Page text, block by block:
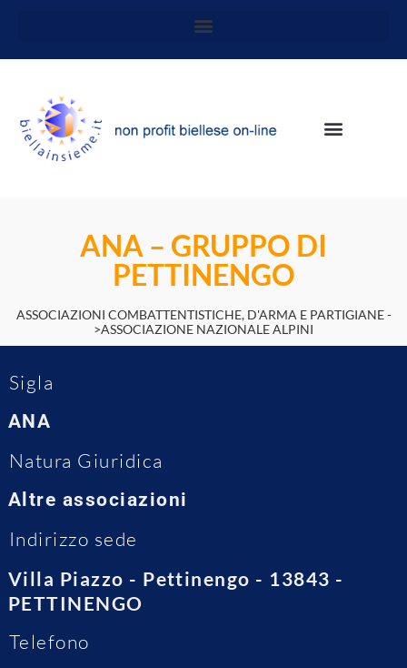
ANA – GRUPPO DI
PETTINENGO
ASSOCIAZIONI COMBATTENTISTICHE, D'ARMA E PARTIGIANE -
>ASSOCIAZIONE NAZIONALE ALPINI
Sigla
ANA
Natura Giuridica
Altre associazioni
Indirizzo sede
Villa Piazzo - Pettinengo - 13843 -
PETTINENGO
Telefono